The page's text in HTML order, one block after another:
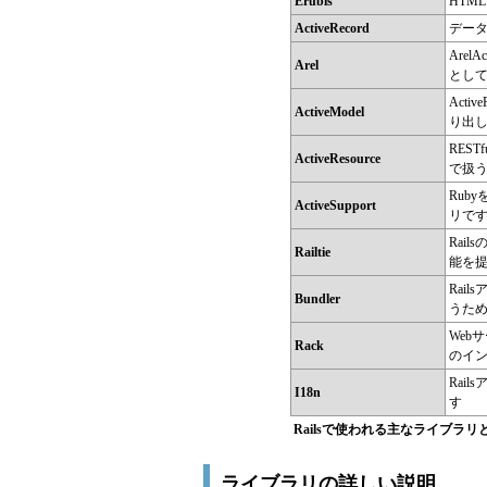
ActiveRecord
デー
Arel
とし
ActiveModel
り出
ActiveResource
で扱
ActiveSupport
Ruby
リです
Railtie
Rails
能を
Bundler
Rails
うた
Rack
Web
のイ
I18n
Rails
す
Railsで使われる主なライブラリ